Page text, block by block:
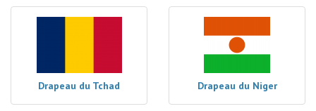
Drapeau du Tchad Drapeau du Niger